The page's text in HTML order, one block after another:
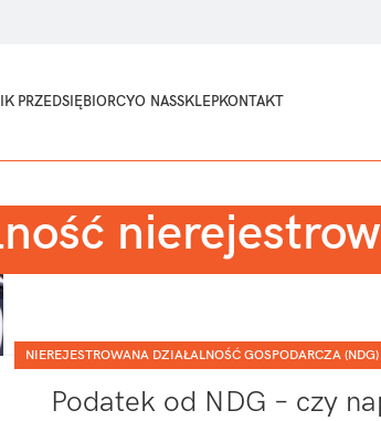
PRZEDSIĘBIORCYO NASSKLEPKONTAKT
NIEREJESTROWANA DZIAŁALNOŚĆ GOSPODARCZA (NDG)
Podatek od NDG – czy